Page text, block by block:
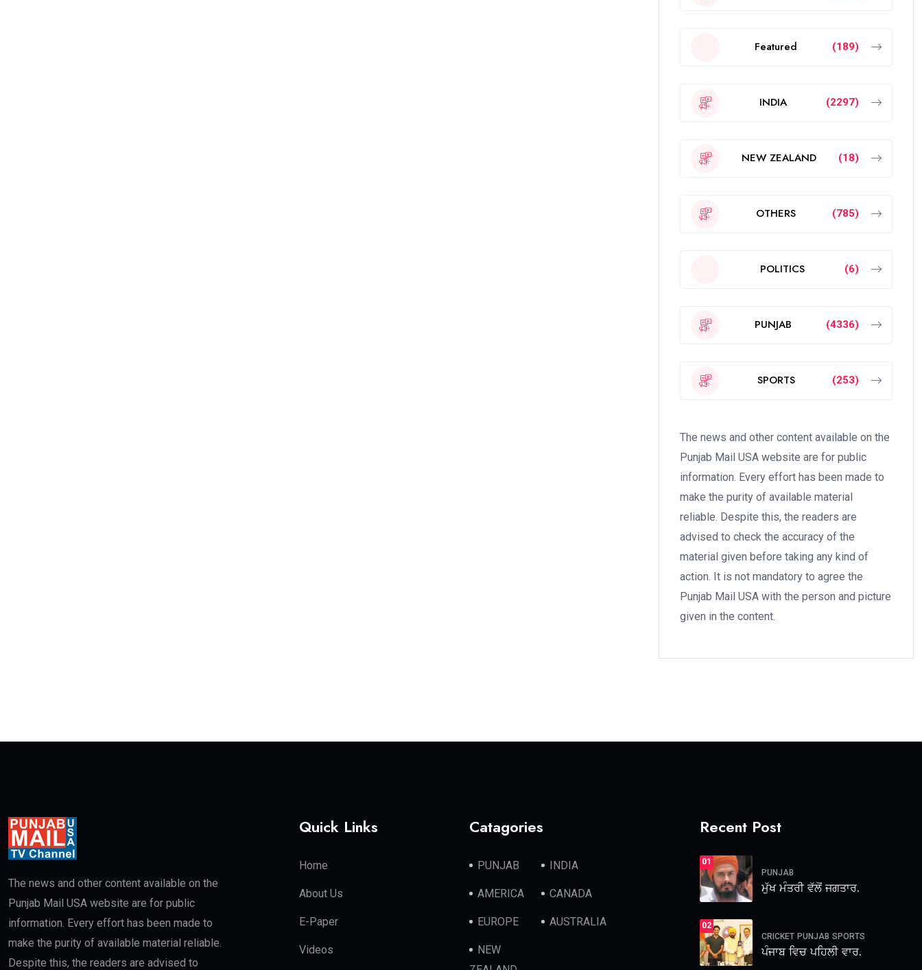
Featured (189)
INDIA (2297)
NEW ZEALAND (18)
OTHERS (785)
POLITICS (6)
PUNJAB (4336)
SPORTS (253)
The news and other content available on the
Punjab Mail USA website are for public
information. Every effort has been made to
make the purity of available material
reliable. Despite this, the readers are
advised to check the accuracy of the
material given before taking any kind of
action. It is not mandatory to agree the
Punjab Mail USA with the person and picture
given in the content.
The news and other content available on the
Punjab Mail USA website are for public
information. Every effort has been made to
make the purity of available material reliable.
Despite this, the readers are advised to
Quick Links
Home
About Us
E-Paper
Videos
Catagories
PUNJAB INDIA
AMERICA CANADA
EUROPE AUSTRALIA
NEW
Recent Post
01
PUNJAB
ਮੁੱਖ ਮੰਤਰੀ ਵੱਲੋਂ ਜਗਤਾਰ.
02
CRICKET PUNJAB SPORTS
ਪੰਜਾਬ ਵਿਚ ਪਹਿਲੀ ਵਾਰ.